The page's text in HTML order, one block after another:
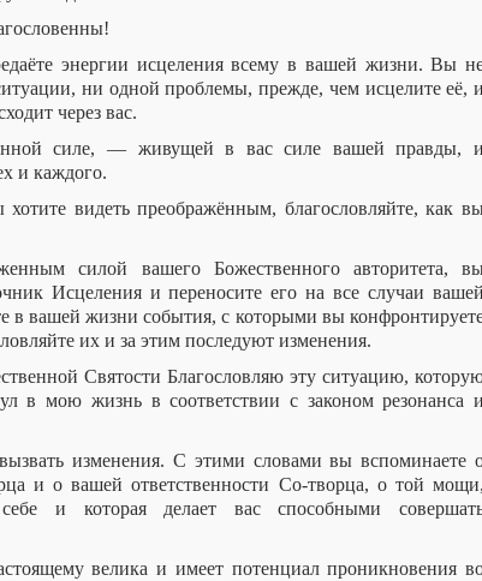
энергии исцеления всему в вашей жизни. Вы
ни одной проблемы, прежде, чем исцелите её, и
через вас.
силе, — живущей в вас силе вашей правды, и
и каждого.
хотите видеть преображённым, благословляйте, как
силой вашего Божественного авторитета,
Исцеления и переносите его на все случаи вашей
в вашей жизни события, с которыми вы
их и за этим последуют изменения.
Святости Благословляю эту ситуацию,
в мою жизнь в соответствии с законом резонанса и
изменения. С этими словами вы вспоминаете
и о вашей ответственности Со-творца, о той мощи,
и которая делает вас способными
велика и имеет потенциал проникновения